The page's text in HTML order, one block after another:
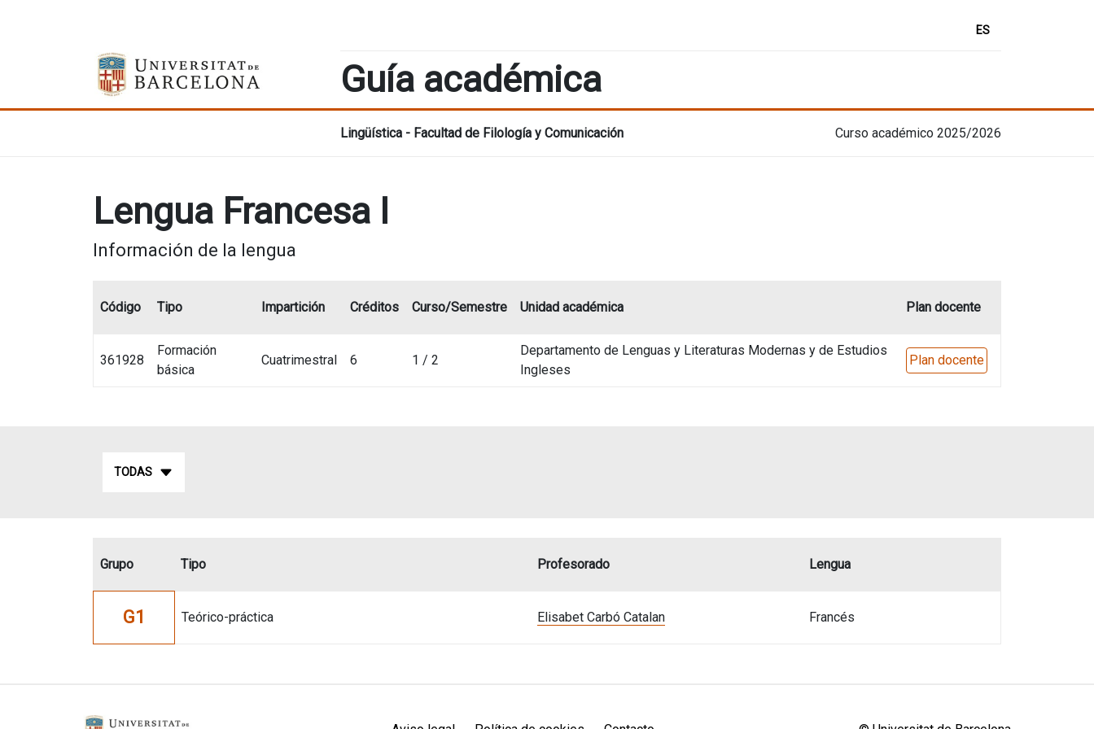
ES
Guía académica
Lingüística - Facultad de Filología y Comunicación Curso académico 2025/2026
Lengua Francesa I
Información de la lengua
Código Tipo Impartición Créditos Curso/Semestre Unidad académica Plan docente
361928
Formación
básica
Cuatrimestral 6 1 / 2
Departamento de Lenguas y Literaturas Modernas y de Estudios
Ingleses
Plan docente
TODAS
Grupo Tipo Profesorado Lengua
G1 Teórico-práctica Elisabet Carbó Catalan Francés